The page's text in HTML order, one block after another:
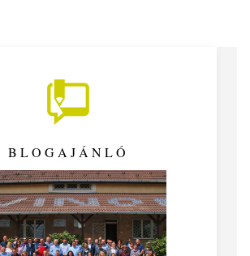
BLOGAJÁNLÓ